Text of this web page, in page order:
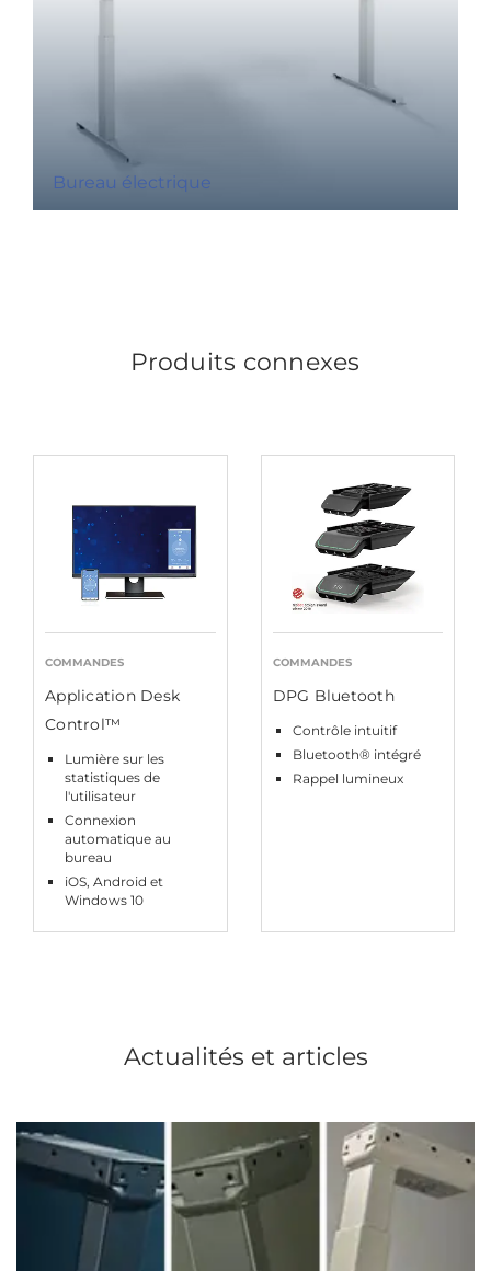
Bureau électrique
Produits connexes
COMMANDES
Application Desk
Control™
Lumière sur les
statistiques de
l'utilisateur
Connexion
automatique au
bureau
iOS, Android et
Windows 10
COMMANDES
DPG Bluetooth
Contrôle intuitif
Bluetooth® intégré
Rappel lumineux
Actualités et articles